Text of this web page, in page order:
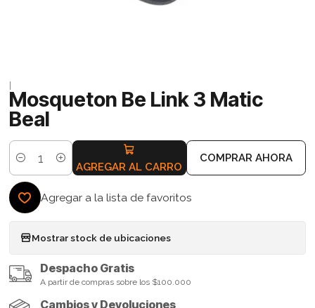
|
Mosqueton Be Link 3 Matic
Beal
Cantidad AGREGAR AL CARRO
COMPRAR AHORA
Agregar a la lista de favoritos
Mostrar stock de ubicaciones
Despacho Gratis
A partir de compras sobre los $100.000
Cambios y Devoluciones